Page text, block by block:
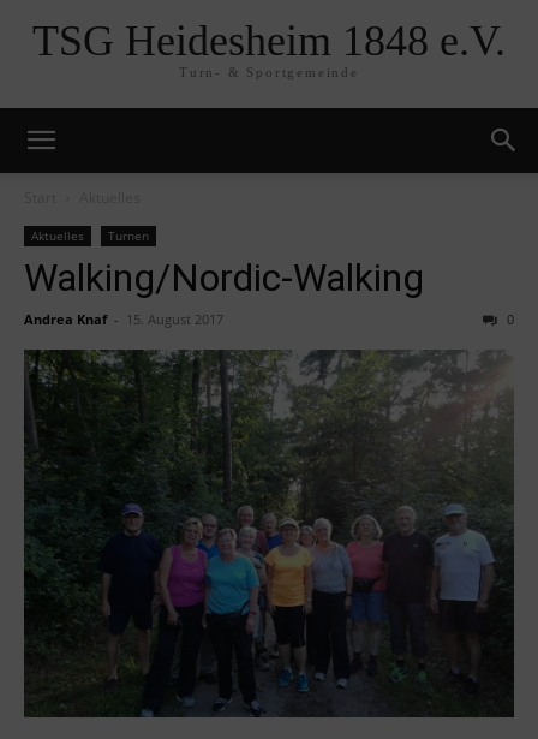
TSG Heidesheim 1848 e.V.
Turn- & Sportgemeinde
Aktuelles Turnen
Walking/Nordic-Walking
Andrea Knaf - 15. August 2017 0